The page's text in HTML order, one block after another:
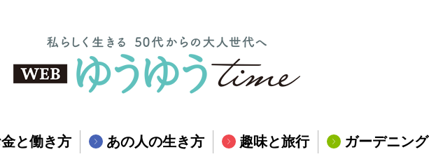
と働き方 あの人の生き方 趣味と旅行 ガーデニング